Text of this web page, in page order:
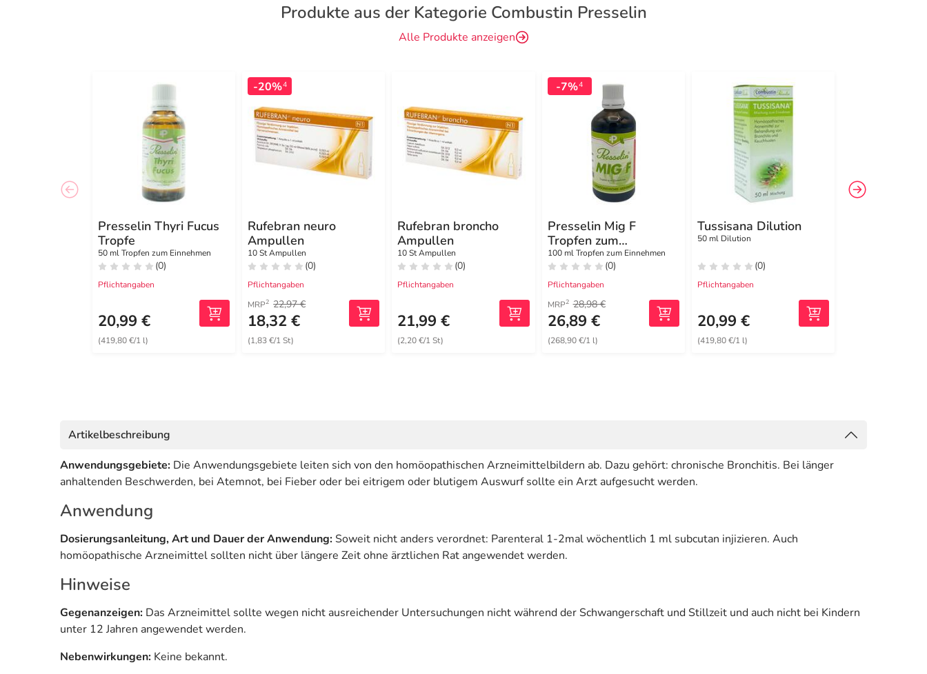
Produkte aus der Kategorie Combustin Presselin
Alle Produkte anzeigen
Presselin Thyri Fucus
Tropfe
50 ml Tropfen zum Einnehmen
(0)
Pflichtangaben
20,99 €
(419,80 €/1 l)
-20%4
Rufebran neuro
Ampullen
10 St Ampullen
(0)
Pflichtangaben
MRP2 22,97 €
18,32 €
(1,83 €/1 St)
Rufebran broncho
Ampullen
10 St Ampullen
(0)
Pflichtangaben
21,99 €
(2,20 €/1 St)
-7%4
Presselin Mig F
Tropfen zum
Einnehmen
100 ml Tropfen zum Einnehmen
(0)
Pflichtangaben
MRP2 28,98 €
26,89 €
(268,90 €/1 l)
Tussisana Dilution
50 ml Dilution
(0)
Pflichtangaben
20,99 €
(419,80 €/1 l)
Artikelbeschreibung
Anwendungsgebiete: Die Anwendungsgebiete leiten sich von den homöopathischen Arzneimittelbildern ab. Dazu gehört: chronische Bronchitis. Bei länger
anhaltenden Beschwerden, bei Atemnot, bei Fieber oder bei eitrigem oder blutigem Auswurf sollte ein Arzt aufgesucht werden.
Anwendung
Dosierungsanleitung, Art und Dauer der Anwendung:Soweit nicht anders verordnet: Parenteral 1-2mal wöchentlich 1 ml subcutan injizieren. Auch
homöopathische Arzneimittel sollten nicht über längere Zeit ohne ärztlichen Rat angewendet werden.
Hinweise
Gegenanzeigen: Das Arzneimittel sollte wegen nicht ausreichender Untersuchungen nicht während der Schwangerschaft und Stillzeit und auch nicht bei Kindern
unter 12 Jahren angewendet werden.
Nebenwirkungen: Keine bekannt.